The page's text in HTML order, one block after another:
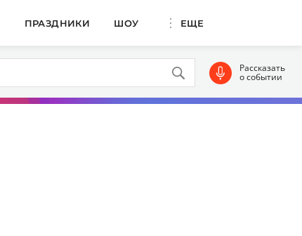
ПРАЗДНИКИ ШОУ ЕЩЕ
Рассказать
о событии